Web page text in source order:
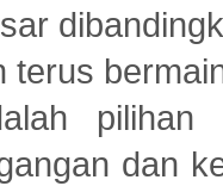
terus
pilihan
dan